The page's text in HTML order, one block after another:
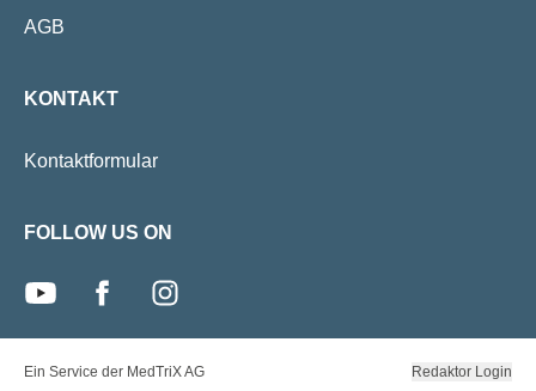
AGB
KONTAKT
Kontaktformular
FOLLOW US ON
youtube facebookinstagram
Ein Service der MedTriX AG Redaktor Login